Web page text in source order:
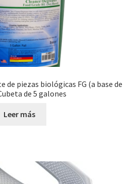
de piezas biológicas FG (a base de
de 5 galones
Leer más